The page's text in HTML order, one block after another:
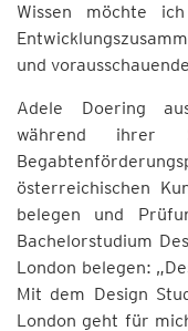
Wissen möchte
und
Adele Doering
während ihrer
österreichischen
belegen und
Bachelorstudium
London belegen:
Mit dem Design
London geht für